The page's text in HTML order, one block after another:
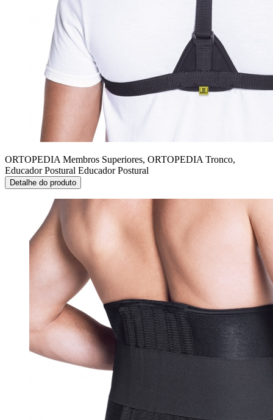
ORTOPEDIA Membros Superiores, ORTOPEDIA Tronco,
Educador Postural Educador Postural
Detalhe do produto